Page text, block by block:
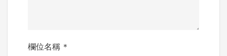
欄位名稱 *